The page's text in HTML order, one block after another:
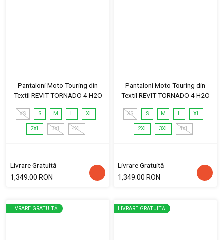
Pantaloni Moto Touring din
Textil REVIT TORNADO 4 H2O
XS S M L XL
2XL 3XL 4XL
Livrare Gratuită
1,349.00 RON
Pantaloni Moto Touring din
Textil REVIT TORNADO 4 H2O
XS S M L XL
2XL 3XL 4XL
Livrare Gratuită
1,349.00 RON
LIVRARE GRATUITĂ LIVRARE GRATUITĂ